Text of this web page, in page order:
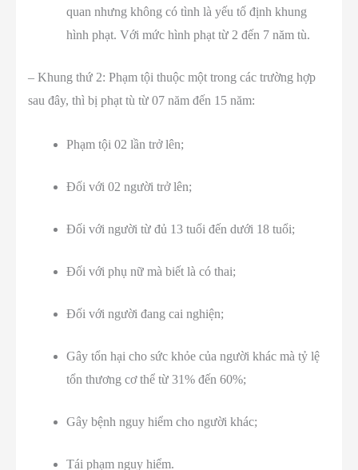
quan nhưng không có tình là yếu tố định khung
hình phạt. Với mức hình phạt từ 2 đến 7 năm tù.
– Khung thứ 2: Phạm tội thuộc một trong các trường hợp
sau đây, thì bị phạt tù từ 07 năm đến 15 năm:
Phạm tội 02 lần trở lên;
Đối với 02 người trở lên;
Đối với người từ đủ 13 tuổi đến dưới 18 tuổi;
Đối với phụ nữ mà biết là có thai;
Đối với người đang cai nghiện;
Gây tổn hại cho sức khỏe của người khác mà tỷ lệ
tổn thương cơ thể từ 31% đến 60%;
Gây bệnh nguy hiểm cho người khác;
Tái phạm nguy hiểm.